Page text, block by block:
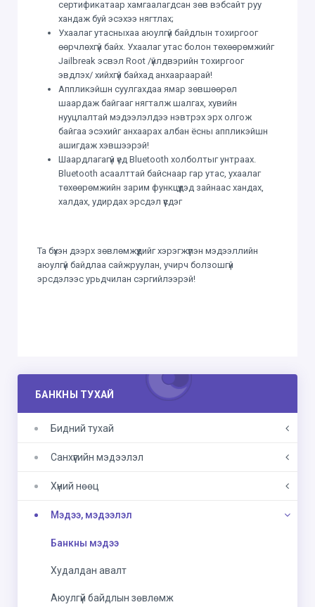
сертификатаар хамгаалагдсан зөв вэбсайт руу
хандаж буй эсэхээ нягтлах;
Ухаалаг утасныхаа аюулгүй байдлын тохиргоог
өөрчлөхгүй байх. Ухаалаг утас болон төхөөрөмжийг
Jailbreak эсвэл Root /үйлдвэрийн тохиргоог
эвдлэх/ хийхгүй байхад анхаараарай!
Аппликэйшн суулгахдаа ямар зөвшөөрөл
шаардаж байгааг нягталж шалгах, хувийн
нууцлалтай мэдээлэлдээ нэвтрэх эрх олгож
байгаа эсэхийг анхаарах албан ёсны аппликэйшн
ашигдаж хэвшээрэй!
Шаардлагагүй үед Bluetooth холболтыг унтраах.
Bluetooth асаалттай байснаар гар утас, ухаалаг
төхөөрөмжийн зарим функцүүдэд зайнаас хандах,
халдах, удирдах эрсдэл үүсдэг
Та бүхэн дээрх зөвлөмжүүдийг хэрэгжүүлэн мэдээллийн
аюулгүй байдлаа сайжруулан, учирч болзошгүй
эрсдэлээс урьдчилан сэргийлээрэй!
БАНКНЫ ТУХАЙ
Бидний тухай
Санхүүгийн мэдээлэл
Хүний нөөц
Мэдээ, мэдээлэл
Банкны мэдээ
Худалдан авалт
Аюулгүй байдлын зөвлөмж